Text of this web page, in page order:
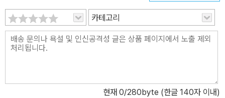
생님과 달리 여전히 열여섯 살이다. 오래전 광주에서 세상을 떠났으
니까. 이야기는 어쩌다가 중학생 기훈이가 80년 5월 광주에 투입된
계엄군에게 맞아 죽었는지, 그 일이 얼마나 황당하고 비극적이었는지
까? 그때 몽둥이를 휘둘렀던 군인들은 자신들이 무슨 일을 저질렀는
카테고리
현재 0/280byte (한글 140자 이내)